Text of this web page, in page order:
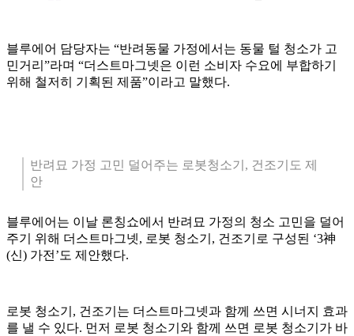
블루에어 담당자는 “반려동물 가정에서는 동물 털 청소가 고
민거리”라며 “더스트마그넷은 이런 소비자 수요에 부합하기
위해 철저히 기획된 제품”이라고 말했다.
반려묘 가정 고민 덜어주는 로봇청소기, 건조기도 제
안
블루에어는 이날 론칭쇼에서 반려묘 가정의 청소 고민을 덜어
주기 위해 더스트마그넷, 로봇 청소기, 건조기로 구성된 ‘3神
(신) 가전’도 제안했다.
로봇 청소기, 건조기는 더스트마그넷과 함께 쓰면 시너지 효과
를 낼 수 있다. 먼저 로봇 청소기와 함께 쓰면 로봇 청소기가 바